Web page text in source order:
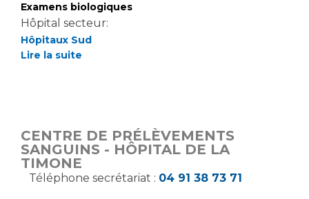
Qualité
Protection des données
Sécurité
Documents utiles
Examens biologiques
Hôpital secteur:
Hôpitaux Sud
Lire la suite
CENTRE DE PRÉLÈVEMENTS
SANGUINS - HÔPITAL DE LA
TIMONE
Téléphone secrétariat : 04 91 38 73 71